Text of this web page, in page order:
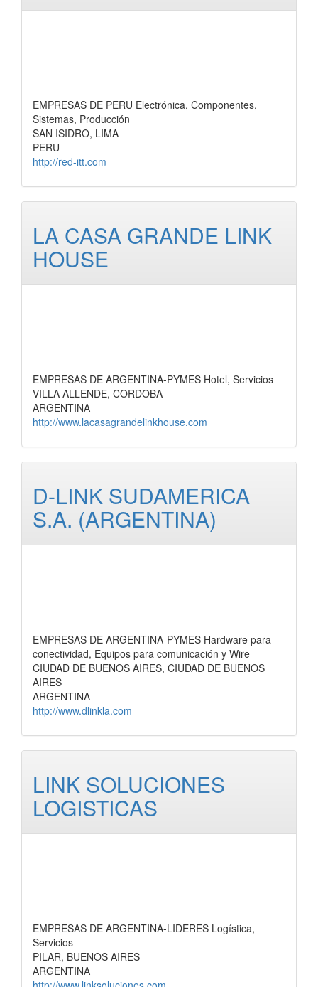
EMPRESAS DE PERU Electrónica, Componentes,
Sistemas, Producción
SAN ISIDRO, LIMA
PERU
http://red-itt.com
LA CASA GRANDE LINK
HOUSE
EMPRESAS DE ARGENTINA-PYMES Hotel, Servicios
VILLA ALLENDE, CORDOBA
ARGENTINA
http://www.lacasagrandelinkhouse.com
D-LINK SUDAMERICA
S.A. (ARGENTINA)
EMPRESAS DE ARGENTINA-PYMES Hardware para
conectividad, Equipos para comunicación y Wire
CIUDAD DE BUENOS AIRES, CIUDAD DE BUENOS
AIRES
ARGENTINA
http://www.dlinkla.com
LINK SOLUCIONES
LOGISTICAS
EMPRESAS DE ARGENTINA-LIDERES Logística,
Servicios
PILAR, BUENOS AIRES
ARGENTINA